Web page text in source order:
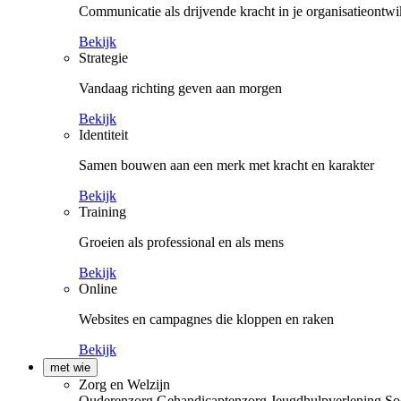
Communicatie als drijvende kracht in je
Bekijk
Strategie
Vandaag richting geven aan morgen
Bekijk
Identiteit
Samen bouwen aan een merk met kracht en karakter
Bekijk
Training
Groeien als professional en als mens
Bekijk
Online
Websites en campagnes die kloppen en raken
Bekijk
met wie
Zorg en Welzijn